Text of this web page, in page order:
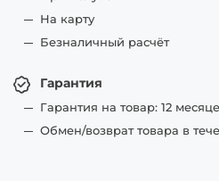
На карту
Безналичный расчёт
Гарантия
Гарантия на товар: 12
Обмен/возврат товара в